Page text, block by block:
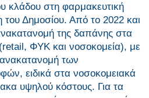
κλάδου στη φαρμακευτική
Δημοσίου. Από το 2022 και
της δαπάνης στα
ΦΥΚ και νοσοκομεία), με
των
ειδικά στα νοσοκομειακά
υψηλού κόστους. Για τα